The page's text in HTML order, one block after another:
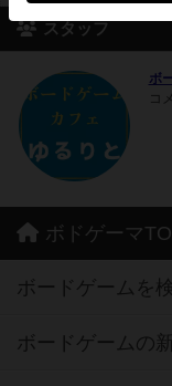
スタッフ
ボ
コ
ボドゲーマ
ボードゲームを
ボードゲームの